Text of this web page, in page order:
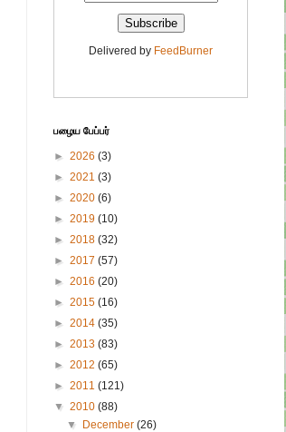
Delivered by FeedBurner
பழைய பேப்பர்
► 2026 (3)
► 2021 (3)
► 2020 (6)
► 2019 (10)
► 2018 (32)
► 2017 (57)
► 2016 (20)
► 2015 (16)
► 2014 (35)
► 2013 (83)
► 2012 (65)
► 2011 (121)
▼ 2010 (88)
▼
December(26)